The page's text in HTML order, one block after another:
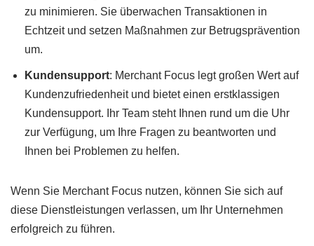
zu minimieren. Sie überwachen Transaktionen in
Echtzeit und setzen Maßnahmen zur Betrugsprävention
um.
Kundensupport: Merchant Focus legt großen Wert auf
Kundenzufriedenheit und bietet einen erstklassigen
Kundensupport. Ihr Team steht Ihnen rund um die Uhr
zur Verfügung, um Ihre Fragen zu beantworten und
Ihnen bei Problemen zu helfen.
Wenn Sie Merchant Focus nutzen, können Sie sich auf
diese Dienstleistungen verlassen, um Ihr Unternehmen
erfolgreich zu führen.